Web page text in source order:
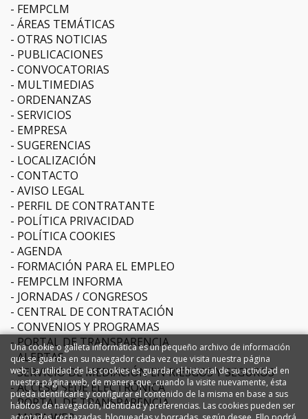
FEMPCLM
ÁREAS TEMÁTICAS
OTRAS NOTICIAS
PUBLICACIONES
CONVOCATORIAS
MULTIMEDIAS
ORDENANZAS
SERVICIOS
EMPRESA
SUGERENCIAS
LOCALIZACIÓN
CONTACTO
AVISO LEGAL
PERFIL DE CONTRATANTE
POLÍTICA PRIVACIDAD
POLÍTICA COOKIES
AGENDA
FORMACIÓN PARA EL EMPLEO
FEMPCLM INFORMA
JORNADAS / CONGRESOS
CENTRAL DE CONTRATACIÓN
CONVENIOS Y PROGRAMAS
PORTAL DE TRANSPARENCIA
ALERTAS
SERVICIO DE MEDIACIÓN EN RIESGOS Y SEGUROS
ACCESO SEDE ELECTRÓNICA
PORTAL DE TRANSPARENCIA
Una cookie o galleta informática es un pequeño archivo de información
que se guarda en su navegador cada vez que visita nuestra página
web. La utilidad de las cookies es guardar el historial de su actividad en
nuestra página web, de manera que, cuando la visite nuevamente, ésta
pueda identificarle y configurar el contenido de la misma en base a sus
hábitos de navegación, identidad y preferencias. Las cookies pueden ser